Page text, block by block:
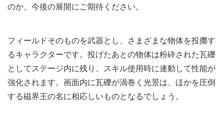
のか、今後の展開にご期待ください。
フィールドそのものを武器とし、さまざまな物体を投擲す
るキャラクターです。投げたあとの物体は粉砕された瓦礫
としてステージ内に残り、スキル使用時に連動して性能が
強化されます。画面内に瓦礫が渦巻く光景は、ほかを圧倒
する磁界王の名に相応しいものとなるでしょう。